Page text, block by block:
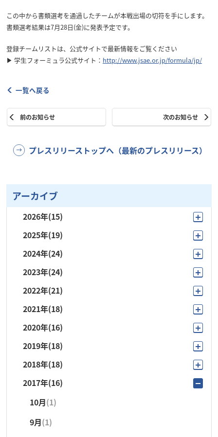
この中から書類選考を通過したチームが本戦出場の切符を手にします。
書類選考結果は7月28日(金)に発表予定です。
登録チームリストは、公式サイトで最新情報をご覧ください
▶ 学生フォーミュラ公式サイト： http://www.jsae.or.jp/formula/jp/
一覧へ戻る
前のお知らせ 次のお知らせ
プレスリリーストップへ（最新のプレスリリース）
アーカイブ
2026年(15)
7月(2)
6月(4)
5月(4)
4月(2)
3月 (1)
(1)
2025年(19)
11月(3)
10月(2)
7月(2)
6月(3)
5月 (3)
(2)
2024年(24)
12月(1)
11月(1)
10月(1)
9月(3)
8月 (1)
(3)
2023年(24)
11月(2)
10月(3)
9月(1)
8月(1)
7月 (2)
(5)
(3)
(2)
2022年(21)
10月(3)
9月(1)
8月(1)
7月(2)
6月 (4)
5月(3)
4月(2)
2021年(18)
11月(1)
10月(3)
9月(3)
8月(1)
7月(2)
6月(2)
2020年(16)
12月(1)
10月(2)
9月(2)
6月(1)
5月(1)
2019年(18)
11月(1)
10月(2)
9月(1)
8月(1)
2018年(18)
11月(1)
10月(1)
9月(1)
2017年(16)
10月(1)
9月(1)